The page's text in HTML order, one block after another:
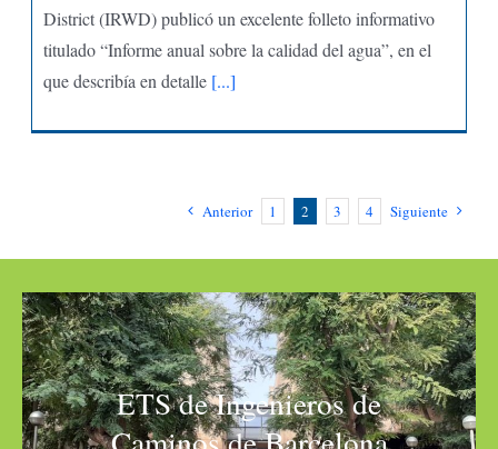
District (IRWD) publicó un excelente folleto informativo
titulado “Informe anual sobre la calidad del agua”, en el
que describía en detalle [...]
Anterior 1 2 3 4 Siguiente
ETS de Ingenieros de